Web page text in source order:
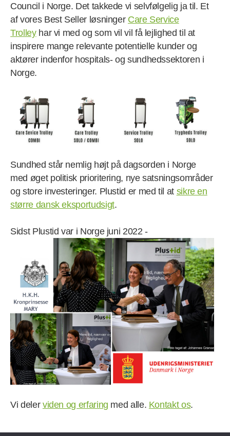
Council i Norge. Det takkede vi selvfølgelig ja til. Et
af vores Best Seller løsninger Care Service
Trolleyhar vi med og som vil vil få lejlighed til at
inspirere mange relevante potentielle kunder og
aktører indenfor hospitals- og sundhedssektoren i
Norge.
Sundhed står nemlig højt på dagsorden i Norge
med øget politisk prioritering, nye satsningsområder
og store investeringer. Plustid er med til at sikre en
større dansk eksportudsigt.
Sidst Plustid var i Norge juni 2022 -
Vi deler viden og erfaring med alle. Kontakt os.